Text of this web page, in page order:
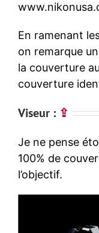
En ramenant
on remarque
la couverture
couverture
Viseur : ⇪
Je ne pense
100% de
l’objectif.